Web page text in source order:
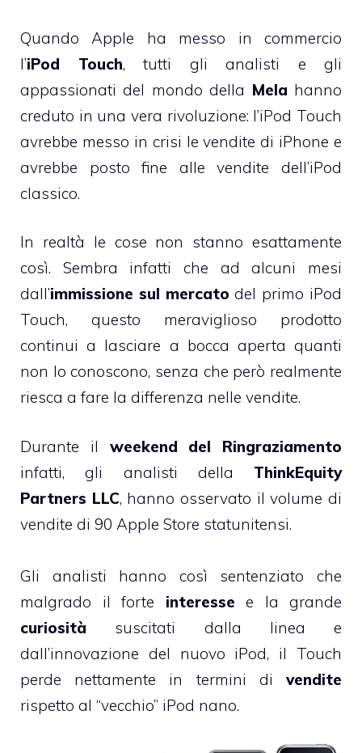
Quando Apple ha messo in commercio
l’iPod Touch, tutti gli analisti e gli
appassionati del mondo della Mela hanno
creduto in una vera rivoluzione: l’iPod Touch
avrebbe messo in crisi le vendite di iPhone e
avrebbe posto fine alle vendite dell’iPod
classico.
In realtà le cose non stanno esattamente
così. Sembra infatti che ad alcuni mesi
dall’immissione sul mercato del primo iPod
Touch, questo meraviglioso prodotto
continui a lasciare a bocca aperta quanti
non lo conoscono, senza che però realmente
riesca a fare la differenza nelle vendite.
Durante il weekend del Ringraziamento
infatti, gli analisti della ThinkEquity
Partners LLC, hanno osservato il volume di
vendite di 90 Apple Store statunitensi.
Gli analisti hanno così sentenziato che
malgrado il forte interesse e la grande
curiosità suscitati dalla linea e
dall’innovazione del nuovo iPod, il Touch
perde nettamente in termini di vendite
rispetto al “vecchio” iPod nano.